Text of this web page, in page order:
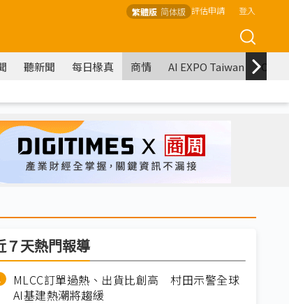
繁體版 简体版 評估申請 登入
聽新聞 每日椽真 商情 AI EXPO Taiwan
７天熱門報導
MLCC訂單過熱、出貨比創高 村田示警全球
AI基建熱潮將趨緩